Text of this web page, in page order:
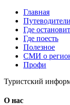
Главная
Путеводители
Где
Где поесть
Полезное
СМИ о
Профи
Туристский
О нас